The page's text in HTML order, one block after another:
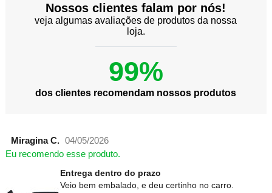
Nossos clientes falam por nós!
veja algumas avaliações de produtos da nossa
loja.
99%
dos clientes recomendam nossos produtos
Miragina C. 04/05/2026
Eu recomendo esse produto.
Entrega dentro do prazo
Veio bem embalado, e deu certinho no carro.